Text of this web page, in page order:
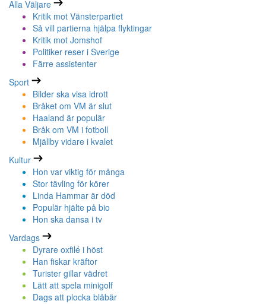
Alla Väljare
Kritik mot Vänsterpartiet
Så vill partierna hjälpa flyktingar
Kritik mot Jomshof
Politiker reser i Sverige
Färre assistenter
Sport
Bilder ska visa idrott
Bråket om VM är slut
Haaland är populär
Bråk om VM i fotboll
Mjällby vidare i kvalet
Kultur
Hon var viktig för många
Stor tävling för körer
Linda Hammar är död
Populär hjälte på bio
Hon ska dansa i tv
Vardags
Dyrare oxfilé i höst
Han fiskar kräftor
Turister gillar vädret
Lätt att spela minigolf
Dags att plocka blåbär